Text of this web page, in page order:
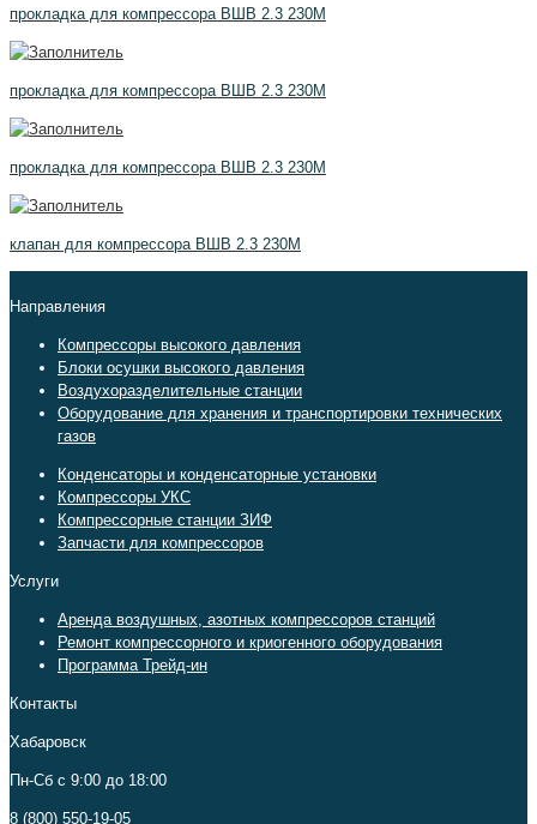
прокладка для компрессора ВШВ 2.3 230М
прокладка для компрессора ВШВ 2.3 230М
прокладка для компрессора ВШВ 2.3 230М
клапан для компрессора ВШВ 2.3 230М
Направления
Компрессоры высокого давления
Блоки осушки высокого давления
Воздухоразделительные станции
Оборудование для хранения и транспортировки технических
газов
Конденсаторы и конденсаторные установки
Компрессоры УКС
Компрессорные станции ЗИФ
Запчасти для компрессоров
Услуги
Аренда воздушных, азотных компрессоров станций
Ремонт компрессорного и криогенного оборудования
Программа Трейд-ин
Контакты
Хабаровск
Пн-Сб c 9:00 до 18:00
8 (800) 550-19-05